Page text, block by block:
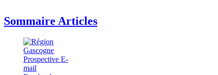
Sommaire Articles